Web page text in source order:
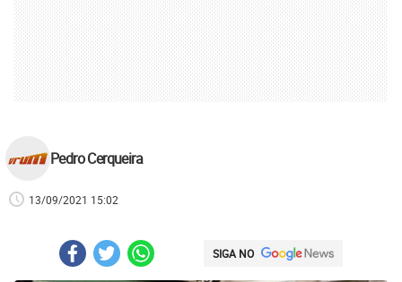
Pedro Cerqueira
13/09/2021 15:02
SIGA NO